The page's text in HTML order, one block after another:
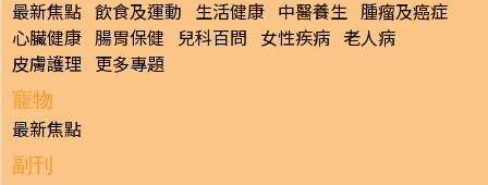
最新焦點 飲食及運動 生活健康 中醫養生 腫瘤及癌症
心臟健康 腸胃保健 兒科百問 女性疾病 老人病
皮膚護理 更多專題
寵物
最新焦點
副刊